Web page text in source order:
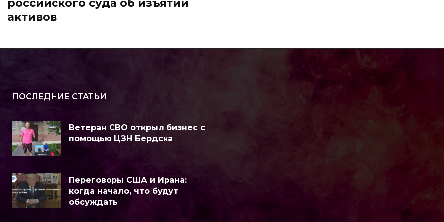
российского суда об изъятии
активов
ПОСЛЕДНИЕ СТАТЬИ
Ветеран СВО открыл бизнес с
помощью ЦЗН Бердска
Переговоры США и Ирана:
когда начало, что будут
обсуждать